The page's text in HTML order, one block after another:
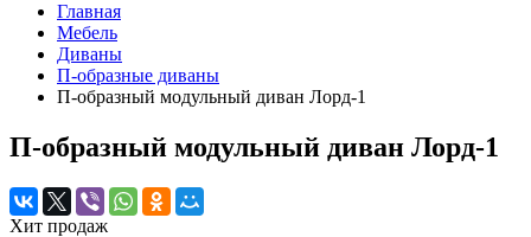
Главная
Мебель
Диваны
П-образные диваны
П-образный модульный диван Лорд-1
П-образный модульный диван Лорд-1
Хит продаж